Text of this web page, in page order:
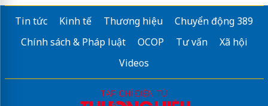
Tin tức Kinh tế Thương hiệu
Chuyển động 389
Chính sách & Pháp luật
OCOP Tư vấn
Xã hội
Videos